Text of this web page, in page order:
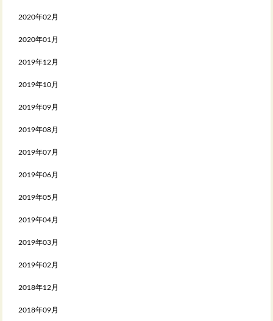
2020年02月
2020年01月
2019年12月
2019年10月
2019年09月
2019年08月
2019年07月
2019年06月
2019年05月
2019年04月
2019年03月
2019年02月
2018年12月
2018年09月